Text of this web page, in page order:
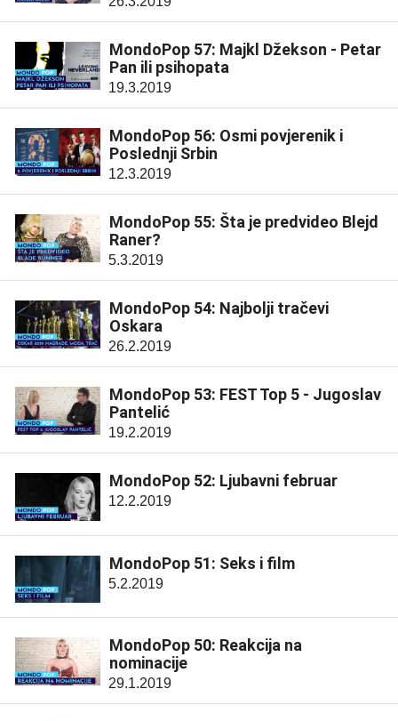
MondoPop 57: Majkl Džekson - Petar
Pan ili psihopata
19.3.2019
MondoPop 56: Osmi povjerenik i
Poslednji Srbin
12.3.2019
MondoPop 55: Šta je predvideo Blejd
Raner?
5.3.2019
MondoPop 54: Najbolji tračevi
Oskara
26.2.2019
MondoPop 53: FEST Top 5 - Jugoslav
Pantelić
19.2.2019
MondoPop 52: Ljubavni februar
12.2.2019
MondoPop 51: Seks i film
5.2.2019
MondoPop 50: Reakcija na
nominacije
29.1.2019